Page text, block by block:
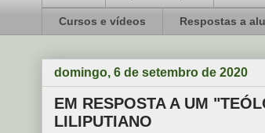
Cursos e vídeos Respostas a
domingo, 6 de setembro de 2020
EM RESPOSTA A UM
LILIPUTIANO